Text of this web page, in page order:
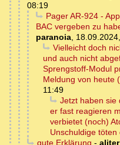
08:19
Pager AR-924 -
BAC vergeben zu
paranoia,
Vielleicht doch
und auch nicht
Sprengstoff-Modul
Meldung von heute
11:49
Jetzt haben sie
er fast reagieren
verbietet (noch)
Unschuldige töten
gute Erklärung - aliter